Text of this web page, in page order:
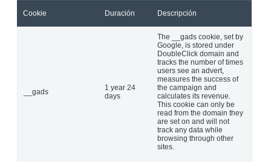
Cookie Duración Descripción
__gads
1 year 24
days
The __gads cookie, set by
Google, is stored under
DoubleClick domain and
tracks the number of times
users see an advert,
measures the success of
the campaign and
calculates its revenue.
This cookie can only be
read from the domain they
are set on and will not
track any data while
browsing through other
sites.